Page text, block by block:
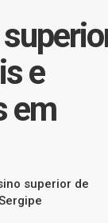
e
em
superior de